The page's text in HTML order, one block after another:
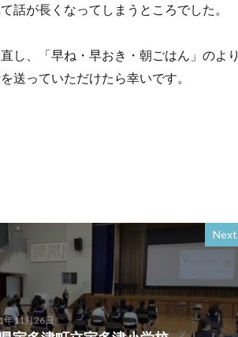
話が長くなってしまうところでした。
し、「早ね・早おき・朝ごはん」のより
送っていただけたら幸いです。
Next
年11月26日